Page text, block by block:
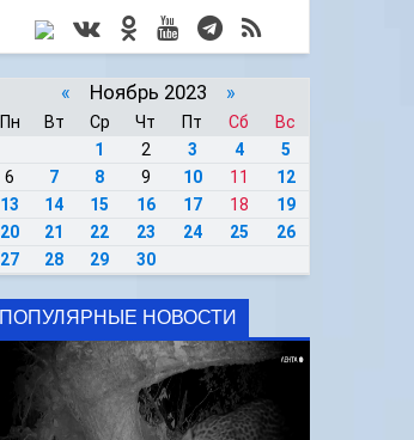
« Ноябрь 2023 »
Пн Вт Ср Чт Пт Сб
Вс
1
2 3 4
5
6
7 8 9 10 11
12
13
14 15 16 17 18
19
20
21 22 23 24 25
26
27
28 29 30
ПОПУЛЯРНЫЕ НОВОСТИ